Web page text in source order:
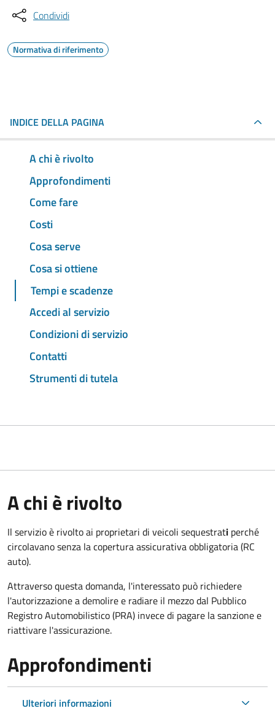
Condividi
Normativa di riferimento
INDICE DELLA PAGINA
A chi è rivolto
Approfondimenti
Come fare
Costi
Cosa serve
Cosa si ottiene
Tempi e scadenze
Accedi al servizio
Condizioni di servizio
Contatti
Strumenti di tutela
A chi è rivolto
Il servizio è rivolto ai proprietari di veicoli sequestrati perché
circolavano senza la copertura assicurativa obbligatoria (RC
auto).
Attraverso questa domanda, l'interessato può richiedere
l'autorizzazione a demolire e radiare il mezzo dal Pubblico
Registro Automobilistico (PRA) invece di pagare la sanzione e
riattivare l'assicurazione.
Approfondimenti
Ulteriori informazioni